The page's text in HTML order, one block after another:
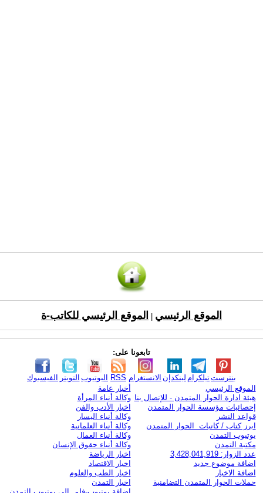
الموقع الرئيسي الموقع الرئيسي للكاتب-ة
تابعونا على:
الفيسبوك التويتر اليوتيوب RSS الانستغرام لينكدإن تيلكرامبنترست
الموقع الرئيسي
هيئة ادارة الحوار المتمدن - للإتصال بنا
إحصائيات مؤسسة الحوار المتمدن
قواعد النشر
ابرز كتاب / كاتبات الحوار المتمدن
يوتيوب التمدن
مكتبة التمدن
عدد الزوار: 3,428,041,919
اضافة موضوع جديد
اضافة الاخبار
حملات الحوار المتمدن التضامنية
أخبار عامة
وكالة أنباء المرأة
اخبار الأدب والفن
وكالة أنباء اليسار
وكالة أنباء العلمانية
وكالة أنباء العمال
وكالة أنباء حقوق الإنسان
اخبار الرياضة
اخبار الاقتصاد
اخبار الطب والعلوم
اخبار التمدن